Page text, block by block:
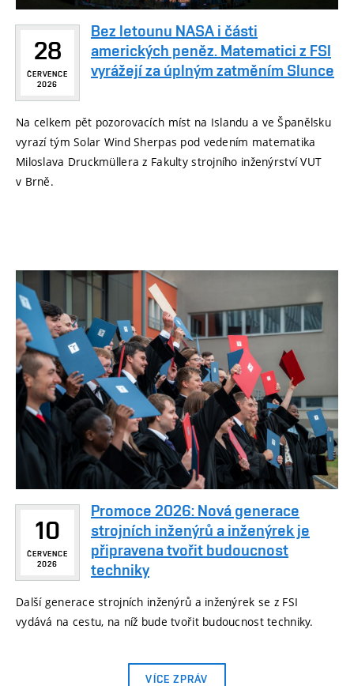
28
ČERVENCE
2026
Bez letounu NASA i části
amerických peněz. Matematici z FSI
vyrážejí za úplným zatměním Slunce
Na celkem pět pozorovacích míst na Islandu a ve Španělsku
vyrazí tým Solar Wind Sherpas pod vedením matematika
Miloslava Druckmüllera z Fakulty strojního inženýrství VUT
v Brně.
10
ČERVENCE
2026
Promoce 2026: Nová generace
strojních inženýrů a inženýrek je
připravena tvořit budoucnost
techniky
Další generace strojních inženýrů a inženýrek se z FSI
vydává na cestu, na níž bude tvořit budoucnost techniky.
VÍCE ZPRÁV